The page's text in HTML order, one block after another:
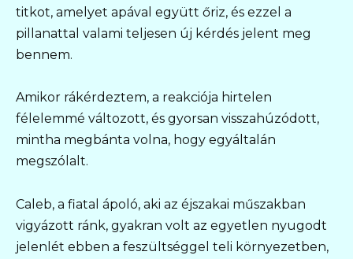
titkot, amelyet apával együtt őriz, és ezzel a
pillanattal valami teljesen új kérdés jelent meg
bennem.
Amikor rákérdeztem, a reakciója hirtelen
félelemmé változott, és gyorsan visszahúzódott,
mintha megbánta volna, hogy egyáltalán
megszólalt.
Caleb, a fiatal ápoló, aki az éjszakai műszakban
vigyázott ránk, gyakran volt az egyetlen nyugodt
jelenlét ebben a feszültséggel teli környezetben,